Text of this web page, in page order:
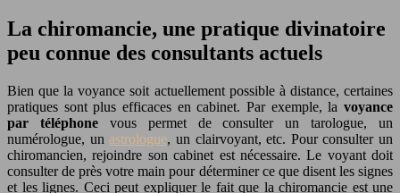
La chiromancie, une pratique divinatoire
peu connue des consultants actuels
Bien que la voyance soit actuellement possible à distance, certaines
pratiques sont plus efficaces en cabinet. Par exemple, la voyance
par téléphonevous permet de consulter un tarologue, un
numérologue, un astrologue, un clairvoyant, etc. Pour consulter un
chiromancien, rejoindre son cabinet est nécessaire. Le voyant doit
consulter de près votre main pour déterminer ce que disent les signes
et les lignes. Ceci peut expliquer le fait que la chiromancie est une